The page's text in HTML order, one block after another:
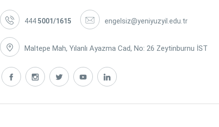
4445001/1615 engelsiz@yeniyuzyil.edu.tr
Maltepe Mah, Yılanlı Ayazma Cad, No: 26 Zeytinburnu İST